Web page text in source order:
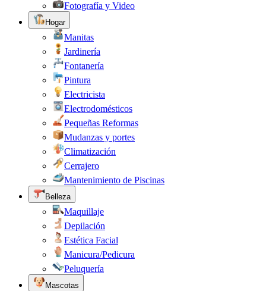
Fotografía y Video
Hogar
Manitas
Jardinería
Fontanería
Pintura
Electricista
Electrodomésticos
Pequeñas Reformas
Mudanzas y portes
Climatización
Cerrajero
Mantenimiento de Piscinas
Belleza
Maquillaje
Depilación
Estética Facial
Manicura/Pedicura
Peluquería
Mascotas